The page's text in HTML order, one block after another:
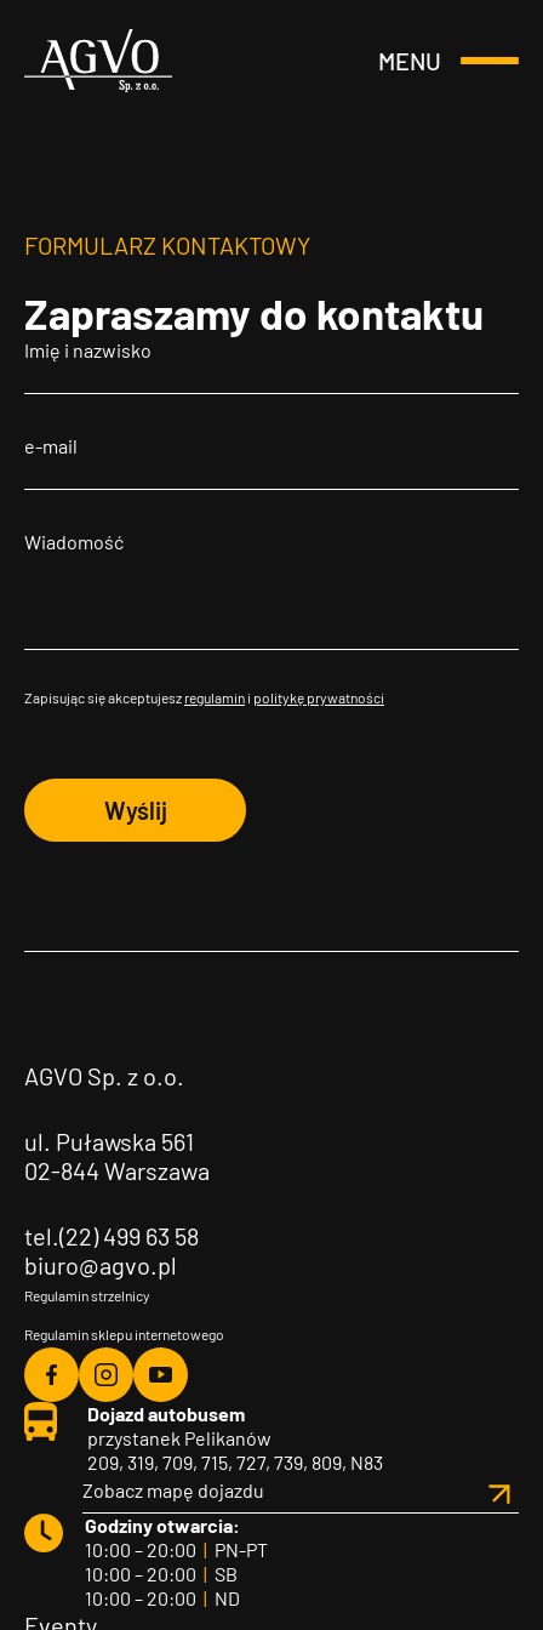
Header
MENU
Otwórz
FORMULARZ KONTAKTOWY
Zapraszamy do kontaktu
Zapisując się akceptujesz regulamin i politykę prywatności
Wyślij
AGVO Sp. z o.o.
ul. Puławska 561
02-844 Warszawa
tel.(22) 499 63 58
biuro@agvo.pl
Regulamin strzelnicy
Regulamin sklepu internetowego
Agvo
Facebook
Agvo
Instagram
Agvo
YouTube
Dojazd autobusem
przystanek Pelikanów
209, 319, 709, 715, 727, 739, 809, N83
Zobacz mapę dojazdu
Godziny otwarcia:
10:00 – 20:00 | PN-PT
10:00 – 20:00 | SB
10:00 – 20:00 | ND